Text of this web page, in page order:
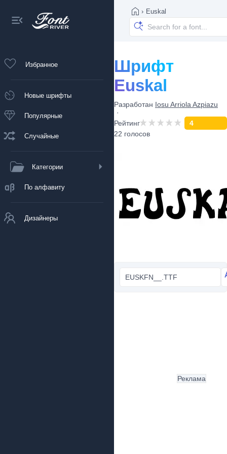
Избранное
Новые шрифты
Популярные
Случайные
Категории
По алфавиту
Дизайнеры
› Euskal
Шрифт
Euskal
Разработан Iosu Arriola Azpiazu
Рейтинг
4
22 голосов
EUSKFN__.TTF
Реклама